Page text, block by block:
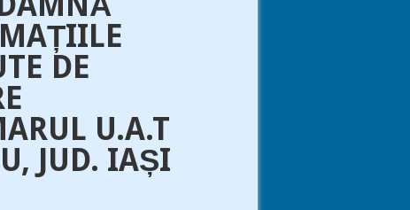
DE
U.A.T
JUD. IAȘI